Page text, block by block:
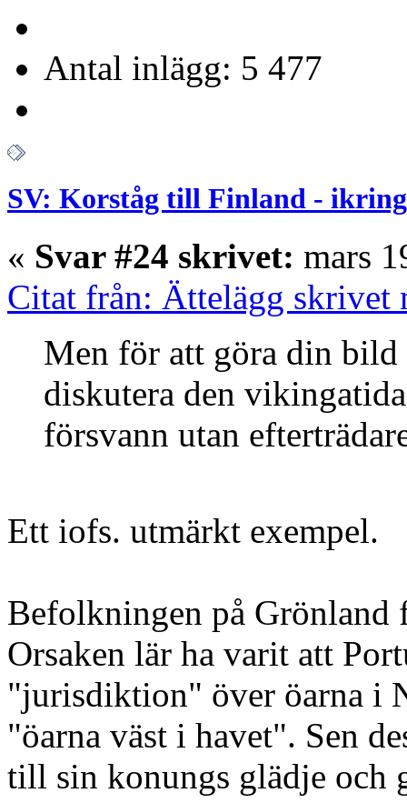
Antal inlägg: 5 477
SV: Korståg till Finland - ikring
« Svar #24 skrivet: mars
Citat från: Ättelägg skrivet
Men för att göra din
diskutera den
försvann utan
Ett iofs. utmärkt exempel.
Befolkningen på Grönland
Orsaken lär ha varit att
"jurisdiktion" över öarna i
"öarna väst i havet". Sen
till sin konungs glädje och